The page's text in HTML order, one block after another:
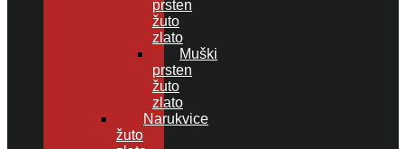
prsten
žuto
zlato
Muški
prsten
žuto
zlato
Narukvice
žuto